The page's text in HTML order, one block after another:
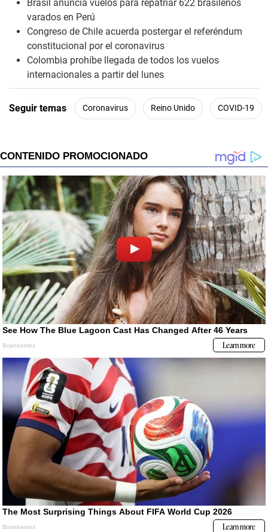
Brasil anuncia vuelos para repatriar 622 brasileños
varados en Perú
Congreso de Chile acuerda postergar el referéndum
constitucional por el coronavirus
Colombia prohíbe llegada de todos los vuelos
internacionales a partir del lunes
Seguir temas Coronavirus Reino Unido COVID-19